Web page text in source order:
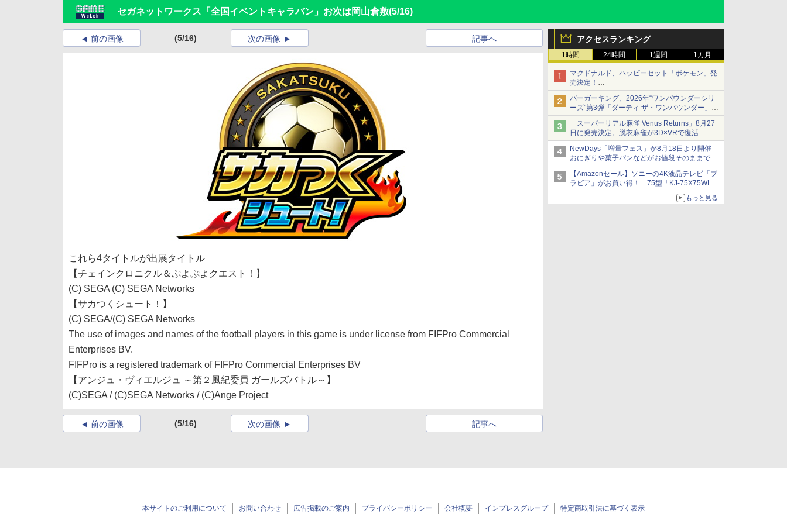
セガネットワークス「全国イベントキャラバン」お次は岡山倉敷(5/16)
アクセスランキング
1時間 24時間 1週間 1カ月
マクドナルド、ハッピーセット「ポケモン」発
売決定！
ポケモン30周年記念で30匹が大集合
バーガーキング、2026年“ワンパウンダーシリ
ーズ”第3弾「ダーティ ザ・ワンパウンダー」を
8月7日発売
「特製ガーリックマヨソース」を使用した超大
型チーズバーガー
「スーパーリアル麻雀 Venus Returns」8月27
日に発売決定。脱衣麻雀が3D×VRで復活
発売から2週間は20%オフになるセールが実施
NewDays「増量フェス」が8月18日より開催
おにぎりや菓子パンなどがお値段そのままで最
大50%増量！
【Amazonセール】ソニーの4K液晶テレビ「ブ
ラビア」がお買い得！ 75型「KJ-75X75WL」
もっと見る
前の画像 (5/16) 記事へ
次の画像
これら4タイトルが出展タイトル
【チェインクロニクル＆ぷよぷよクエスト！】
(C) SEGA (C) SEGA Networks
【サカつくシュート！】
(C) SEGA/(C) SEGA Networks
The use of images and names of the football players in this game is under license from FIFPro Commercial
Enterprises BV.
FIFPro is a registered trademark of FIFPro Commercial Enterprises BV
【アンジュ・ヴィエルジュ ～第２風紀委員 ガールズバトル～】
(C)SEGA / (C)SEGA Networks / (C)Ange Project
前の画像 (5/16) 記事へ
次の画像
本サイトのご利用について お問い合わせ 広告掲載のご案内 プライバシーポリシー 会社概要 インプレスグループ 特定商取引法に基づく表示